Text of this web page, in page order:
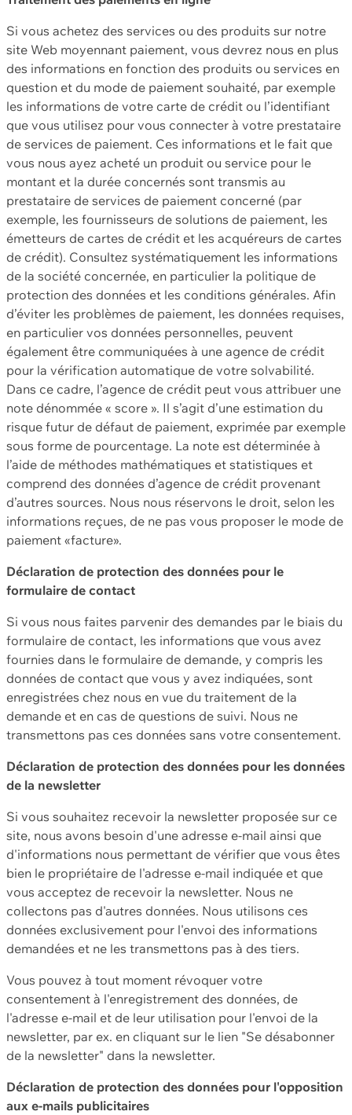
Si vous achetez des services ou des produits sur notre
site Web moyennant paiement, vous devrez nous en plus
des informations en fonction des produits ou services en
question et du mode de paiement souhaité, par exemple
les informations de votre carte de crédit ou l’identifiant
que vous utilisez pour vous connecter à votre prestataire
de services de paiement. Ces informations et le fait que
vous nous ayez acheté un produit ou service pour le
montant et la durée concernés sont transmis au
prestataire de services de paiement concerné (par
exemple, les fournisseurs de solutions de paiement, les
émetteurs de cartes de crédit et les acquéreurs de cartes
de crédit). Consultez systématiquement les informations
de la société concernée, en particulier la politique de
protection des données et les conditions générales. Afin
d’éviter les problèmes de paiement, les données requises,
en particulier vos données personnelles, peuvent
également être communiquées à une agence de crédit
pour la vérification automatique de votre solvabilité.
Dans ce cadre, l’agence de crédit peut vous attribuer une
note dénommée « score ». Il s’agit d’une estimation du
risque futur de défaut de paiement, exprimée par exemple
sous forme de pourcentage. La note est déterminée à
l’aide de méthodes mathématiques et statistiques et
comprend des données d’agence de crédit provenant
d’autres sources. Nous nous réservons le droit, selon les
informations reçues, de ne pas vous proposer le mode de
paiement «facture».
Déclaration de protection des données pour le
formulaire de contact
Si vous nous faites parvenir des demandes par le biais du
formulaire de contact, les informations que vous avez
fournies dans le formulaire de demande, y compris les
données de contact que vous y avez indiquées, sont
enregistrées chez nous en vue du traitement de la
demande et en cas de questions de suivi. Nous ne
transmettons pas ces données sans votre consentement.
Déclaration de protection des données pour les données
de la newsletter
Si vous souhaitez recevoir la newsletter proposée sur ce
site, nous avons besoin d'une adresse e-mail ainsi que
d'informations nous permettant de vérifier que vous êtes
bien le propriétaire de l'adresse e-mail indiquée et que
vous acceptez de recevoir la newsletter. Nous ne
collectons pas d'autres données. Nous utilisons ces
données exclusivement pour l'envoi des informations
demandées et ne les transmettons pas à des tiers.
Vous pouvez à tout moment révoquer votre
consentement à l'enregistrement des données, de
l'adresse e-mail et de leur utilisation pour l'envoi de la
newsletter, par ex. en cliquant sur le lien "Se désabonner
de la newsletter" dans la newsletter.
Déclaration de protection des données pour l'opposition
aux e-mails publicitaires